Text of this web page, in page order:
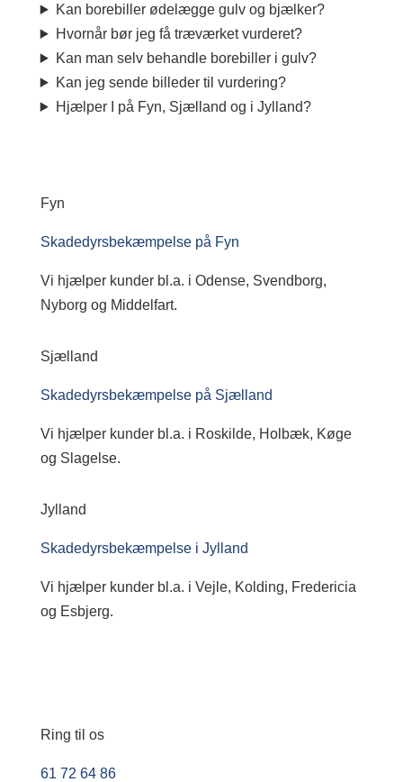
Kan borebiller ødelægge gulv og bjælker?
Hvornår bør jeg få træværket vurderet?
Kan man selv behandle borebiller i gulv?
Kan jeg sende billeder til vurdering?
Hjælper I på Fyn, Sjælland og i Jylland?
Fyn
Skadedyrsbekæmpelse på Fyn
Vi hjælper kunder bl.a. i Odense, Svendborg,
Nyborg og Middelfart.
Sjælland
Skadedyrsbekæmpelse på Sjælland
Vi hjælper kunder bl.a. i Roskilde, Holbæk, Køge
og Slagelse.
Jylland
Skadedyrsbekæmpelse i Jylland
Vi hjælper kunder bl.a. i Vejle, Kolding, Fredericia
og Esbjerg.
Ring til os
61 72 64 86